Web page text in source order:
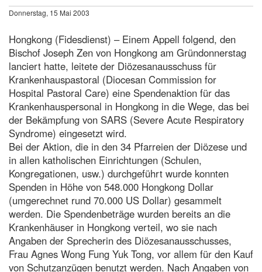
Donnerstag, 15 Mai 2003
Hongkong (Fidesdienst) – Einem Appell folgend, den
Bischof Joseph Zen von Hongkong am Gründonnerstag
lanciert hatte, leitete der Diözesanausschuss für
Krankenhauspastoral (Diocesan Commission for
Hospital Pastoral Care) eine Spendenaktion für das
Krankenhauspersonal in Hongkong in die Wege, das bei
der Bekämpfung von SARS (Severe Acute Respiratory
Syndrome) eingesetzt wird.
Bei der Aktion, die in den 34 Pfarreien der Diözese und
in allen katholischen Einrichtungen (Schulen,
Kongregationen, usw.) durchgeführt wurde konnten
Spenden in Höhe von 548.000 Hongkong Dollar
(umgerechnet rund 70.000 US Dollar) gesammelt
werden. Die Spendenbeträge wurden bereits an die
Krankenhäuser in Hongkong verteil, wo sie nach
Angaben der Sprecherin des Diözesanausschusses,
Frau Agnes Wong Fung Yuk Tong, vor allem für den Kauf
von Schutzanzügen benutzt werden. Nach Angaben von